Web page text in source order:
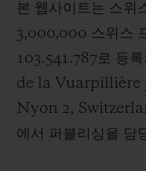
본 웹사이트는 스위
3,000,000 스위스
103.541.787로 등
de la Vuarpillière
Nyon 2,
에서 퍼블리싱을 담
빅뱅